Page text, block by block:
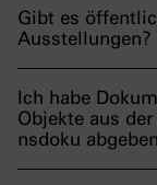
Gibt es
Ausstellungen?
Ich habe
Objekte aus
nsdoku